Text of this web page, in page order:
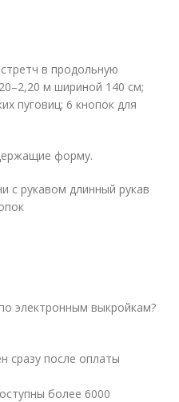
в продольную
м шириной 140 см;
пуговиц; 6 кнопок для
форму.
с рукавом длинный рукав
электронным выкройкам?
сразу после оплаты
более 6000